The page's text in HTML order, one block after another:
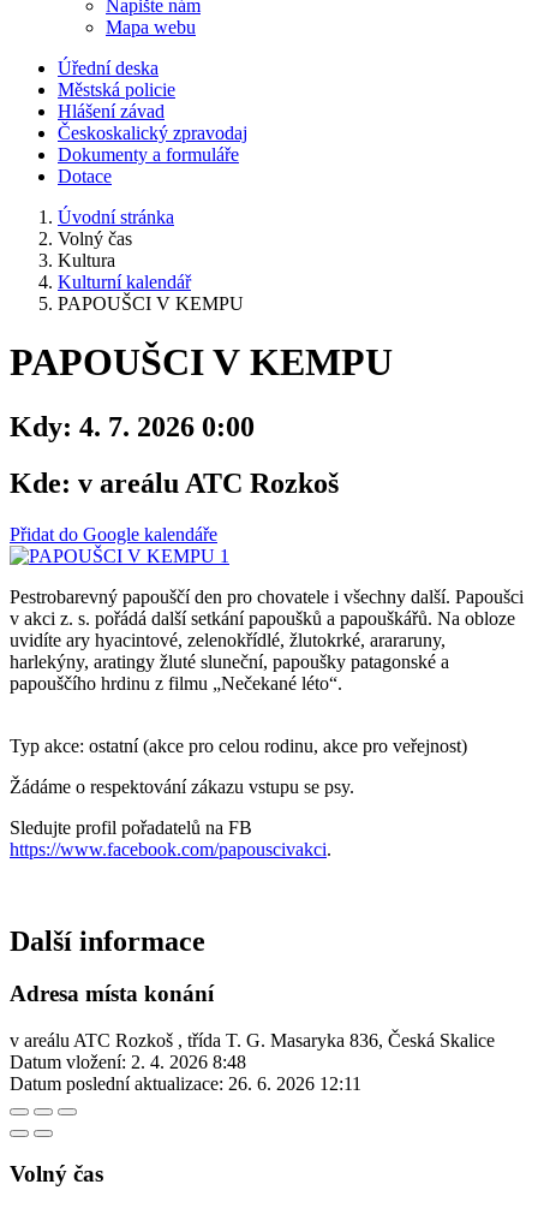
Napište nám
Mapa webu
Úřední deska
Městská policie
Hlášení závad
Českoskalický zpravodaj
Dokumenty a formuláře
Dotace
Úvodní stránka
Volný čas
Kultura
Kulturní kalendář
PAPOUŠCI V KEMPU
PAPOUŠCI V KEMPU
Kdy: 4. 7. 2026 0:00
Kde: v areálu ATC Rozkoš
Přidat do Google kalendáře
Pestrobarevný papouščí den pro chovatele i všechny další. Papoušci
v akci z. s. pořádá další setkání papoušků a papouškářů. Na obloze
uvidíte ary hyacintové, zelenokřídlé, žlutokrké, arararuny,
harlekýny, aratingy žluté sluneční, papoušky patagonské a
papouščího hrdinu z filmu „Nečekané léto“.
Typ akce: ostatní (akce pro celou rodinu, akce pro veřejnost)
Žádáme o respektování zákazu vstupu se psy.
Sledujte profil pořadatelů na FB
https://www.facebook.com/papouscivakci.
Další informace
Adresa místa konání
v areálu ATC Rozkoš , třída T. G. Masaryka 836, Česká Skalice
Datum vložení: 2. 4. 2026 8:48
Datum poslední aktualizace: 26. 6. 2026 12:11
Volný čas